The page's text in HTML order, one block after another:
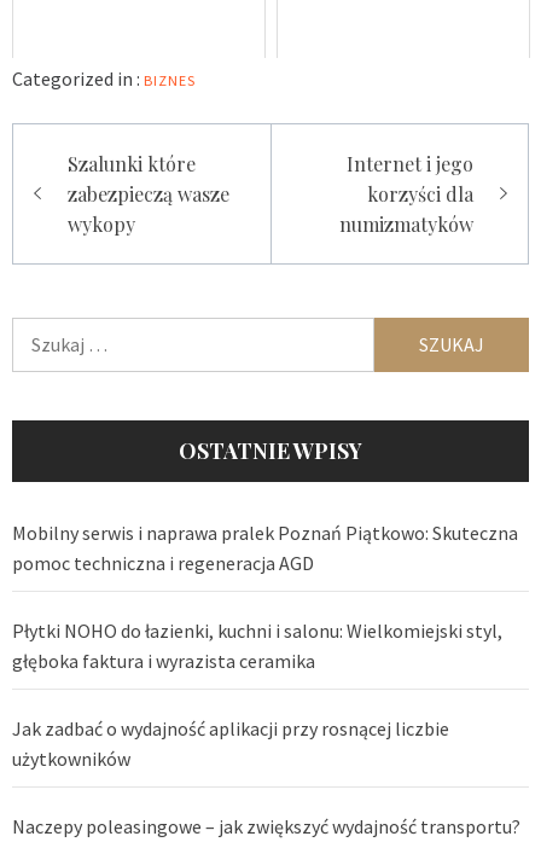
Categorized in : BIZNES
wpisuSzalunki które
zabezpieczą wasze
wykopy
Internet i jego
korzyści dla
numizmatyków
OSTATNIE WPISY
Mobilny serwis i naprawa pralek Poznań Piątkowo: Skuteczna
pomoc techniczna i regeneracja AGD
Płytki NOHO do łazienki, kuchni i salonu: Wielkomiejski styl,
głęboka faktura i wyrazista ceramika
Jak zadbać o wydajność aplikacji przy rosnącej liczbie
użytkowników
Naczepy poleasingowe – jak zwiększyć wydajność transportu?